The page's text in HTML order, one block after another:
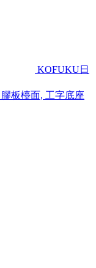
KOFUKU日
板檯面, 工字底座